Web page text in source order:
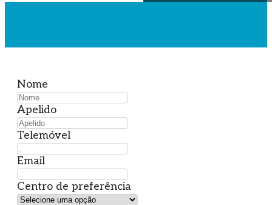
Nome
Apelido
Telemóvel
Email
Centro de preferência